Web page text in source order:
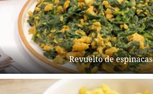
Revuelto de espinacas